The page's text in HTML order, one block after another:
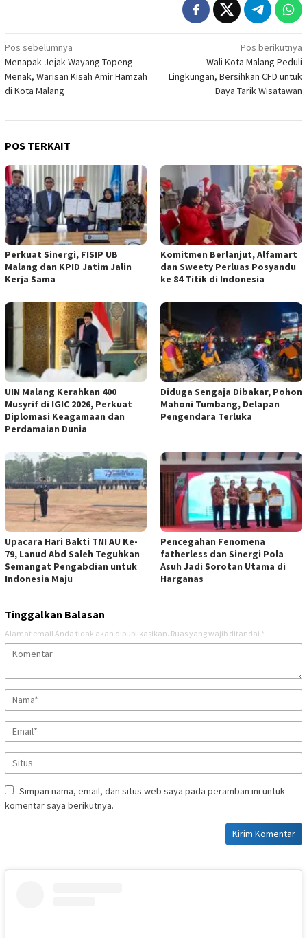
Navigasi
pos
Pos sebelumnya
Menapak Jejak Wayang Topeng
Menak, Warisan Kisah Amir Hamzah
di Kota Malang
Pos berikutnya
Wali Kota Malang Peduli
Lingkungan, Bersihkan CFD untuk
Daya Tarik Wisatawan
POS TERKAIT
Perkuat Sinergi, FISIP UB
Malang dan KPID Jatim Jalin
Kerja Sama
Komitmen Berlanjut, Alfamart
dan Sweety Perluas Posyandu
ke 84 Titik di Indonesia
UIN Malang Kerahkan 400
Musyrif di IGIC 2026, Perkuat
Diplomasi Keagamaan dan
Perdamaian Dunia
Diduga Sengaja Dibakar, Pohon
Mahoni Tumbang, Delapan
Pengendara Terluka
Upacara Hari Bakti TNI AU Ke-
79, Lanud Abd Saleh Teguhkan
Semangat Pengabdian untuk
Indonesia Maju
Pencegahan Fenomena
fatherless dan Sinergi Pola
Asuh Jadi Sorotan Utama di
Harganas
Tinggalkan Balasan
Alamat email Anda tidak akan dipublikasikan. Ruas yang wajib ditandai *
Simpan nama, email, dan situs web saya pada peramban ini untuk
komentar saya berikutnya.